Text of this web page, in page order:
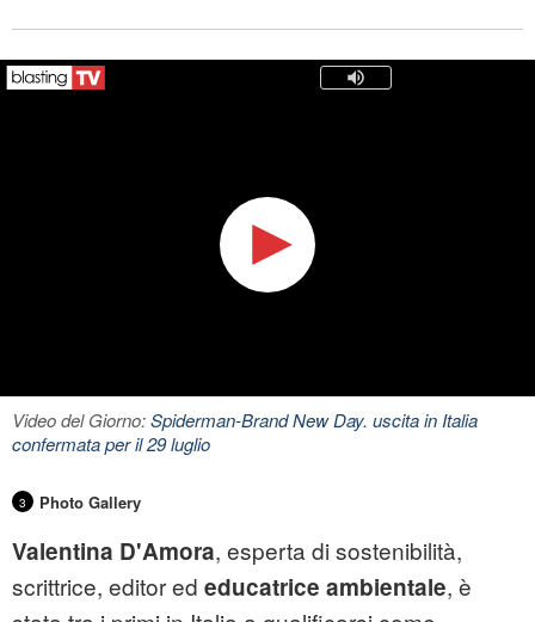
Video del Giorno:Spiderman-Brand New Day. uscita in Italia
confermata per il 29 luglio
3 Photo Gallery
Valentina D'Amora, esperta di sostenibilità,
scrittrice, editor ed educatrice ambientale, è